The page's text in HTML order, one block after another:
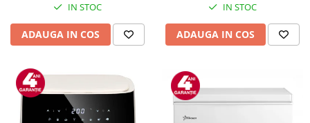
IN STOC
ADAUGA IN COS
IN STOC
ADAUGA IN COS